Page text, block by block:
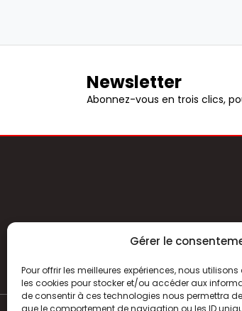
Gérer le
Pour offrir les meilleures expériences, nous
les cookies pour stocker et/ou accéder aux
de consentir à ces technologies nous permettra
que le comportement de navigation ou les ID
Newsletter
Abonnez-vous en trois clics,